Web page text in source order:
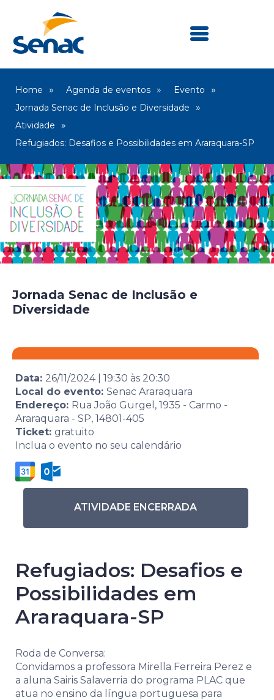
Home Agenda de eventos
Evento
Jornada Senac de Inclusão e Diversidade
Atividade
Refugiados: Desafios e Possibilidades em Araraquara-SP
Jornada Senac de Inclusão e
Diversidade
Data: 26/11/2024| 19:30 às 20:30
Local do evento: Senac Araraquara
Endereço: Rua João Gurgel, 1935 - Carmo -
Araraquara - SP, 14801-405
Ticket: gratuito
Inclua o evento no seu calendário
ATIVIDADE ENCERRADA
Refugiados: Desafios e
Possibilidades em
Araraquara-SP
Roda de Conversa:
Convidamos a professora Mirella Ferreira Perez e
a aluna Sairis Salaverria do programa PLAC que
atua no ensino da língua portuguesa para